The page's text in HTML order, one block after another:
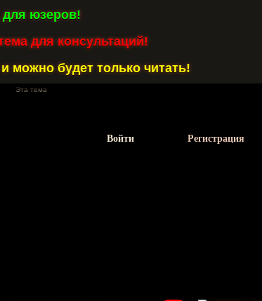
юзеров!
для консультаций!
можно будет только читать!
Войти Регистрация
Эта тема